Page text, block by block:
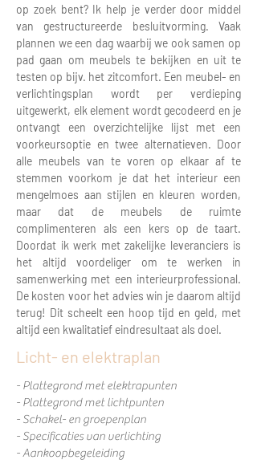
op zoek bent? Ik help je verder door middel
van gestructureerde besluitvorming. Vaak
plannen we een dag waarbij we ook samen op
pad gaan om meubels te bekijken en uit te
testen op bijv. het zitcomfort. Een meubel- en
verlichtingsplan wordt per verdieping
uitgewerkt, elk element wordt gecodeerd en je
ontvangt een overzichtelijke lijst met een
voorkeursoptie en twee alternatieven. Door
alle meubels van te voren op elkaar af te
stemmen voorkom je dat het interieur een
mengelmoes aan stijlen en kleuren worden,
maar dat de meubels de ruimte
complimenteren als een kers op de taart.
Doordat ik werk met zakelijke leveranciers is
het altijd voordeliger om te werken in
samenwerking met een interieurprofessional.
De kosten voor het advies win je daarom altijd
terug! Dit scheelt een hoop tijd en geld, met
altijd een kwalitatief eindresultaat als doel.
Licht- en elektraplan
- Plattegrond met elektrapunten
- Plattegrond met lichtpunten
- Schakel- en groepenplan
- Specificaties van verlichting
- Aankoopbegeleiding